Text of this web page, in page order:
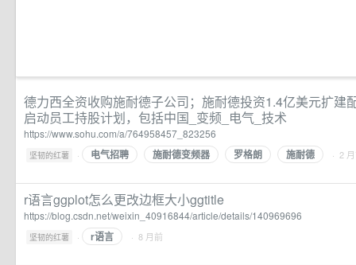
德力西全资收购施耐德子公司；施耐德投资1.4亿美元扩建
启动员工持股计划，包括中国_变频_电气_技术
https://www.sohu.com/a/764958457_823256
坚韧的红薯 · 电气招聘 施耐德变频器 罗格朗 施耐德 · 2
r语言ggplot怎么更改边框大小ggtitle
https://blog.csdn.net/weixin_40916844/article/details/140969696
坚韧的红薯 · r语言 · 8 月前